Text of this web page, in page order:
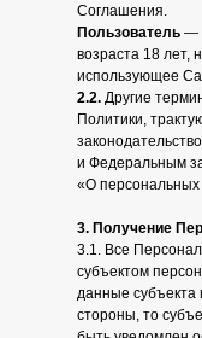
Соглашения.
Пользователь —
возраста 18 лет,
использующее
2.2. Другие
Политики,
и Федеральным
«О
3. Получение
3.1. Все
субъектом
данные субъекта
стороны, то